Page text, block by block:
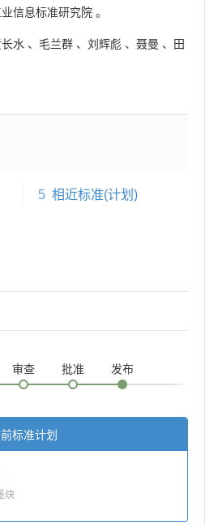
信息标准研究院 。
水 、 毛兰群 、 刘辉彪 、 聂曼 、
田
5 相近标准(计划)
审查 批准 发布
标准计划
炔